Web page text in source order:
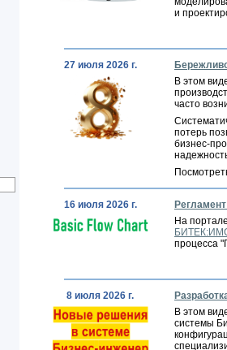
и
27 июля 2026 г.
В этом
часто
потерь
бизнес-
16 июля 2026 г.
На
процесса
8 июля 2026 г.
В этом
системы